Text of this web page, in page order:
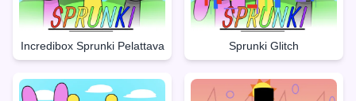
Incredibox Sprunki Pelattava Sprunki Glitch